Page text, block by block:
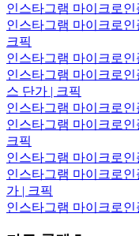
인스타그램 마이크로
인스타그램 마이크로
크픽
인스타그램 마이크로
인스타그램 마이크로
스 단가 | 크픽
인스타그램 마이크로
인스타그램 마이크로
크픽
인스타그램 마이크로
인스타그램 마이크로
가 | 크픽
인스타그램 마이크로